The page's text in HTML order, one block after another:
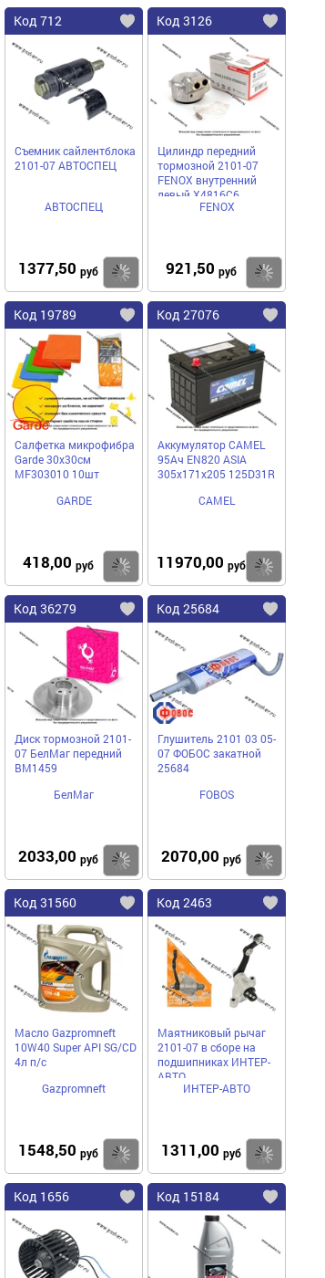
Код 712
Съемник сайлентблока
2101-07 АВТОСПЕЦ
АВТОСПЕЦ
1377,50 руб Купить
Код 3126
Цилиндр передний
тормозной 2101-07
FENOX внутренний
левый X4816C6
FENOX
921,50 руб
Код 19789
Салфетка микрофибра
Garde 30х30см
MF303010 10шт
GARDE
418,00 руб Купить
Код 27076
Аккумулятор CAMEL
95Ач EN820 ASIA
305x171x205 125D31R
CAMEL
11970,00 руб
Код 36279
Диск тормозной 2101-
07 БелМаг передний
BM1459
БелМаг
2033,00 руб Купить
Код 25684
Глушитель 2101 03 05-
07 ФОБОС закатной
25684
FOBOS
2070,00 руб
Код 31560
Масло Gazpromneft
10W40 Super API SG/CD
4л п/с
Gazpromneft
1548,50 руб Купить
Код 2463
Маятниковый рычаг
2101-07 в сборе на
подшипниках ИНТЕР-
АВТО
ИНТЕР-АВТО
1311,00 руб
Код 1656 Код 15184